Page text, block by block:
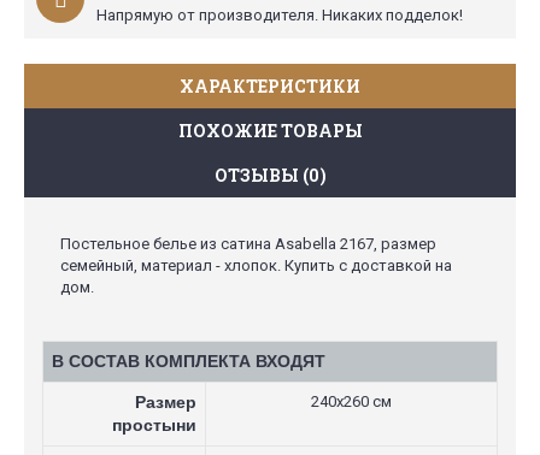
Напрямую от производителя. Никаких подделок!
ХАРАКТЕРИСТИКИ
ПОХОЖИЕ ТОВАРЫ
ОТЗЫВЫ (0)
Постельное белье из сатина Asabella 2167, размер
семейный, материал - хлопок. Купить с доставкой на
дом.
В СОСТАВ КОМПЛЕКТА ВХОДЯТ
Размер
простыни
240х260 см